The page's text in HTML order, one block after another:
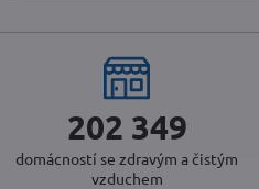
220 073
domácností se zdravým a čistým
vzduchem